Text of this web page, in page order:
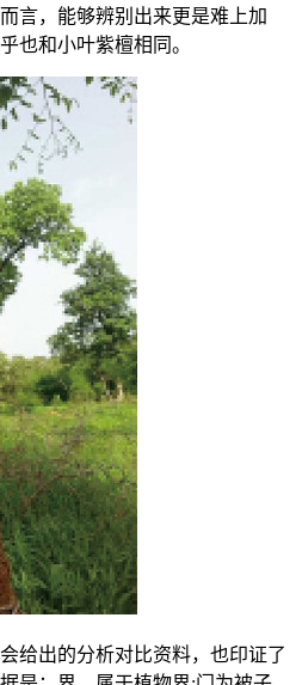
言，能够辨别出来更是难上加
也和小叶紫檀相同。
出的分析对比资料，也印证了